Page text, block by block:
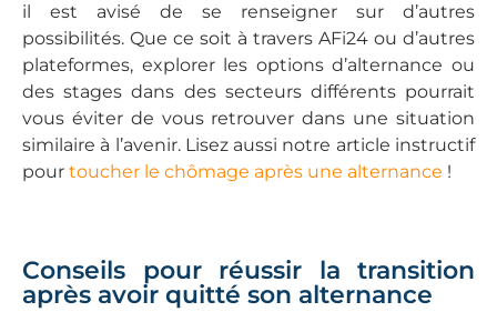
il est avisé de se renseigner sur d’autres
possibilités. Que ce soit à travers AFi24 ou d’autres
plateformes, explorer les options d’alternance ou
des stages dans des secteurs différents pourrait
vous éviter de vous retrouver dans une situation
similaire à l’avenir. Lisez aussi notre article instructif
pour toucher le chômage après une alternance !
Conseils pour réussir la transition
après avoir quitté son alternance